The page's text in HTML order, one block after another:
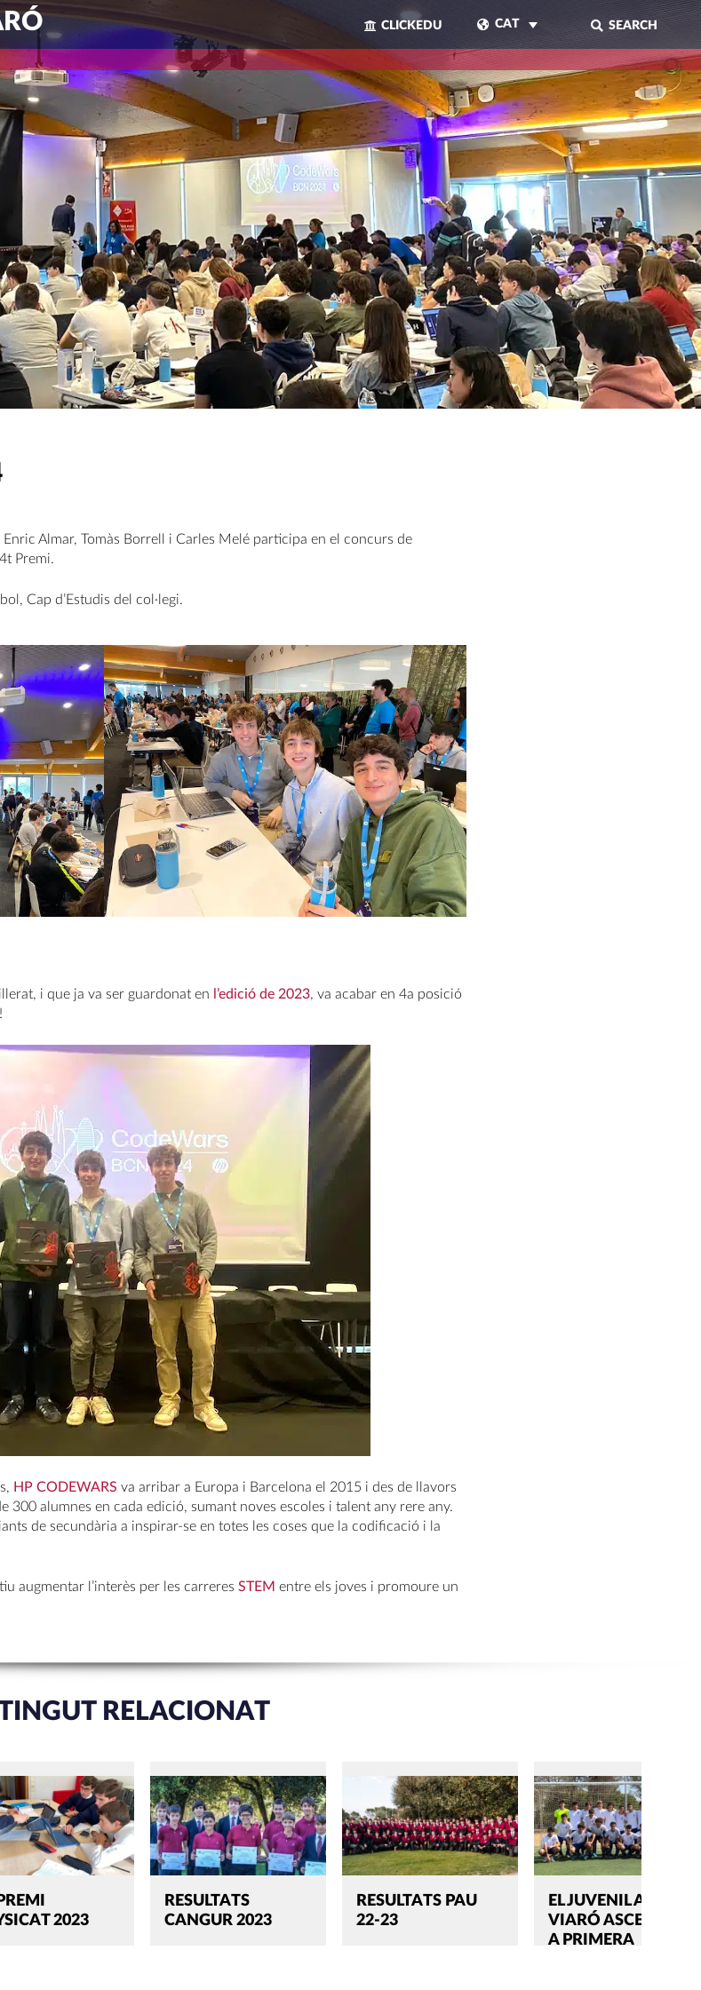
CLICKEDU CAT SEARCH
TANCAR
Enric Almar, Tomàs Borrell i Carles Melé participa en el concurs de
Premi.
Cap d’Estudis del col·legi.
i que ja va ser guardonat en l’edició de 2023, va acabar en 4a posició
HP CODEWARS va arribar a Europa i Barcelona el 2015 i des de llavors
300 alumnes en cada edició, sumant noves escoles i talent any rere any.
de secundària a inspirar-se en totes les coses que la codificació i la
augmentar l’interès per les carreres STEM entre els joves i promoure un
RELACIONAT
2023
RESULTATS
CANGUR 2023
RESULTATS PAU
22-23
EL JUVENIL A DE
VIARÓ ASCENDEIX
A PRIMERA